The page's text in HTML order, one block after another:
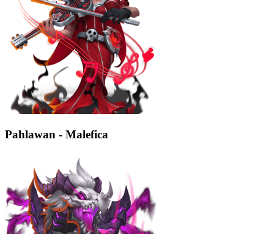
Pahlawan - Malefica